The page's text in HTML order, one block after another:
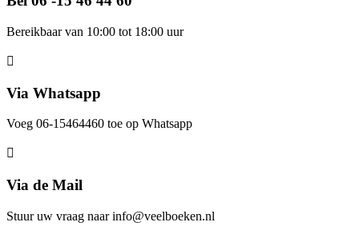
Bereikbaar van 10:00 tot 18:00 uur
Via Whatsapp
Voeg 06-15464460 toe op Whatsapp
Via de Mail
Stuur uw vraag naar info@veelboeken.nl